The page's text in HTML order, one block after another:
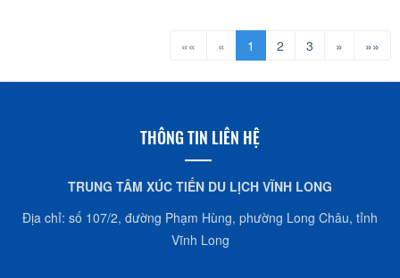
«« « 1 2 3 » »»
THÔNG TIN LIÊN HỆ
TRUNG TÂM XÚC TIẾN DU LỊCH VĨNH LONG
Địa chỉ: số 107/2, đường Phạm Hùng, phường Long Châu, tỉnh
Vĩnh Long